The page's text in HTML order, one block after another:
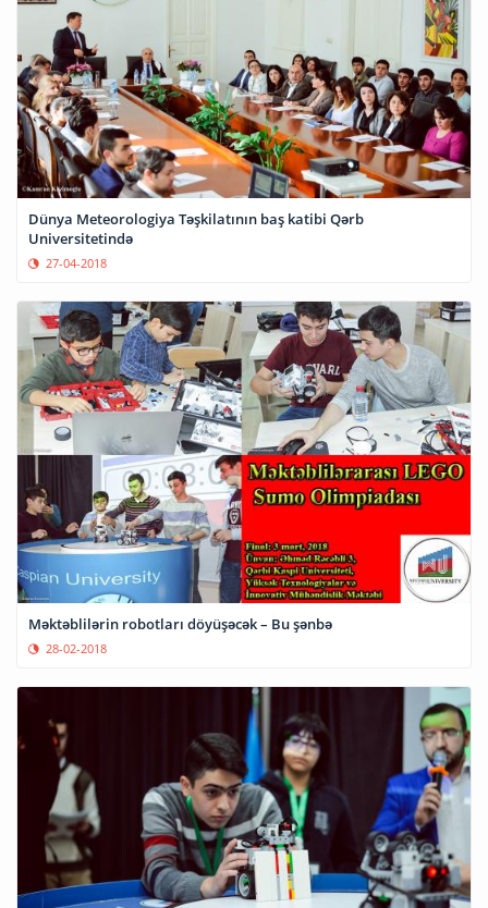
Dünya Meteorologiya Təşkilatının baş katibi Qərb
Universitetində
27-04-2018
Məktəblilərin robotları döyüşəcək – Bu şənbə
28-02-2018